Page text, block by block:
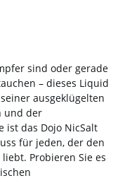
sind oder gerade
– dieses Liquid
ausgeklügelten
und der
ist das Dojo NicSalt
für jeden, der den
Probieren Sie es